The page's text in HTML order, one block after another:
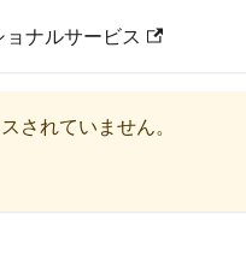
ナルサービス
されていません。